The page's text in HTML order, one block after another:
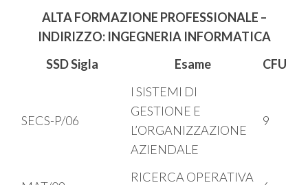
ALTA FORMAZIONE PROFESSIONALE –
INDIRIZZO: INGEGNERIA INFORMATICA
SSD Sigla
Esame CFU
SECS-P/06
I SISTEMI DI
GESTIONE E
L’ORGANIZZAZIONE
AZIENDALE
9
RICERCA OPERATIVA